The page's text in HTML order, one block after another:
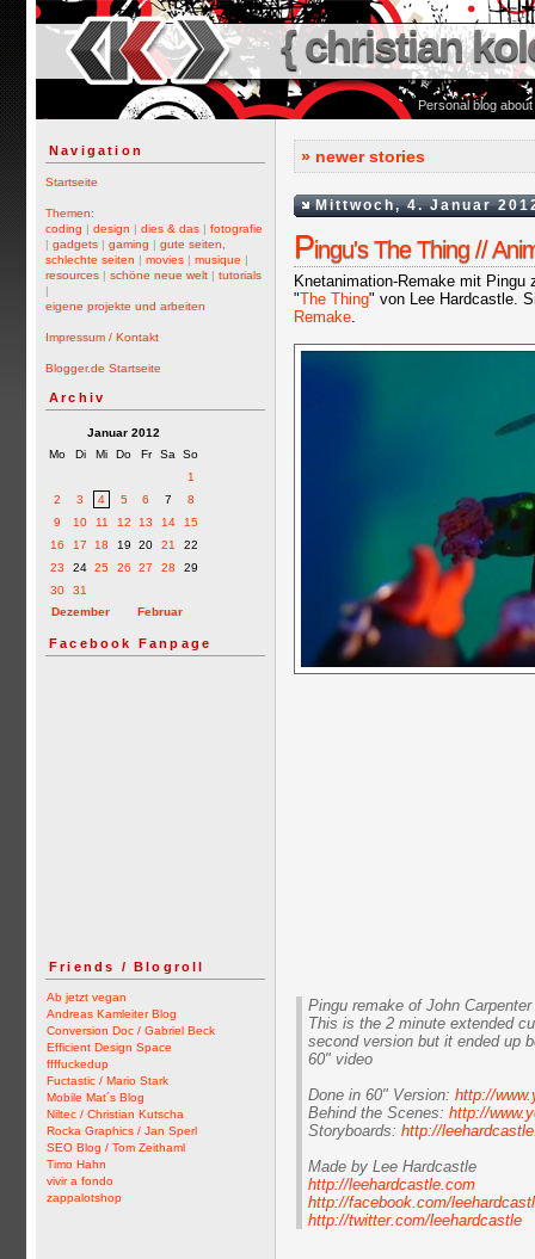
{ christian
Personal blog
Navigation
Startseite
Themen:
coding | design | dies & das | fotografie
| gadgets | gaming | gute seiten,
schlechte seiten | movies | musique |
resources | schöne neue welt | tutorials
|
eigene projekte und arbeiten
Impressum / Kontakt
Blogger.de Startseite
Archiv
Januar 2012
Mo
Di Mi Do Fr Sa
So
1
2
3 4 5 6 7
8
9
10 11 12 13 14
15
16
17 18 19 20 21
22
23
24 25 26 27 28
29
30
31
Dezember
Februar
Facebook Fanpage
Friends / Blogroll
Ab jetzt vegan
Andreas Kamleiter Blog
Conversion Doc / Gabriel Beck
Efficient Design Space
ffffuckedup
Fuctastic / Mario Stark
Mobile Mat´s Blog
Niltec / Christian Kutscha
Rocka Graphics / Jan Sperl
SEO Blog / Tom Zeithaml
Timo Hahn
vivir a fondo
zappalotshop
» newer stories
Mittwoch, 4. Januar
Pingu's The Thing //
Knetanimation-Remake mit Pingu
"The Thing" von Lee Hardcastle.
Remake.
Pingu remake of John
This is the 2 minute extended
second version but it ended up
60" video
Done in 60" Version: http://
Behind the Scenes: http://
Storyboards: http://
Made by Lee Hardcastle
http://leehardcastle.com
http://facebook.com/
http://twitter.com/leehardcastle